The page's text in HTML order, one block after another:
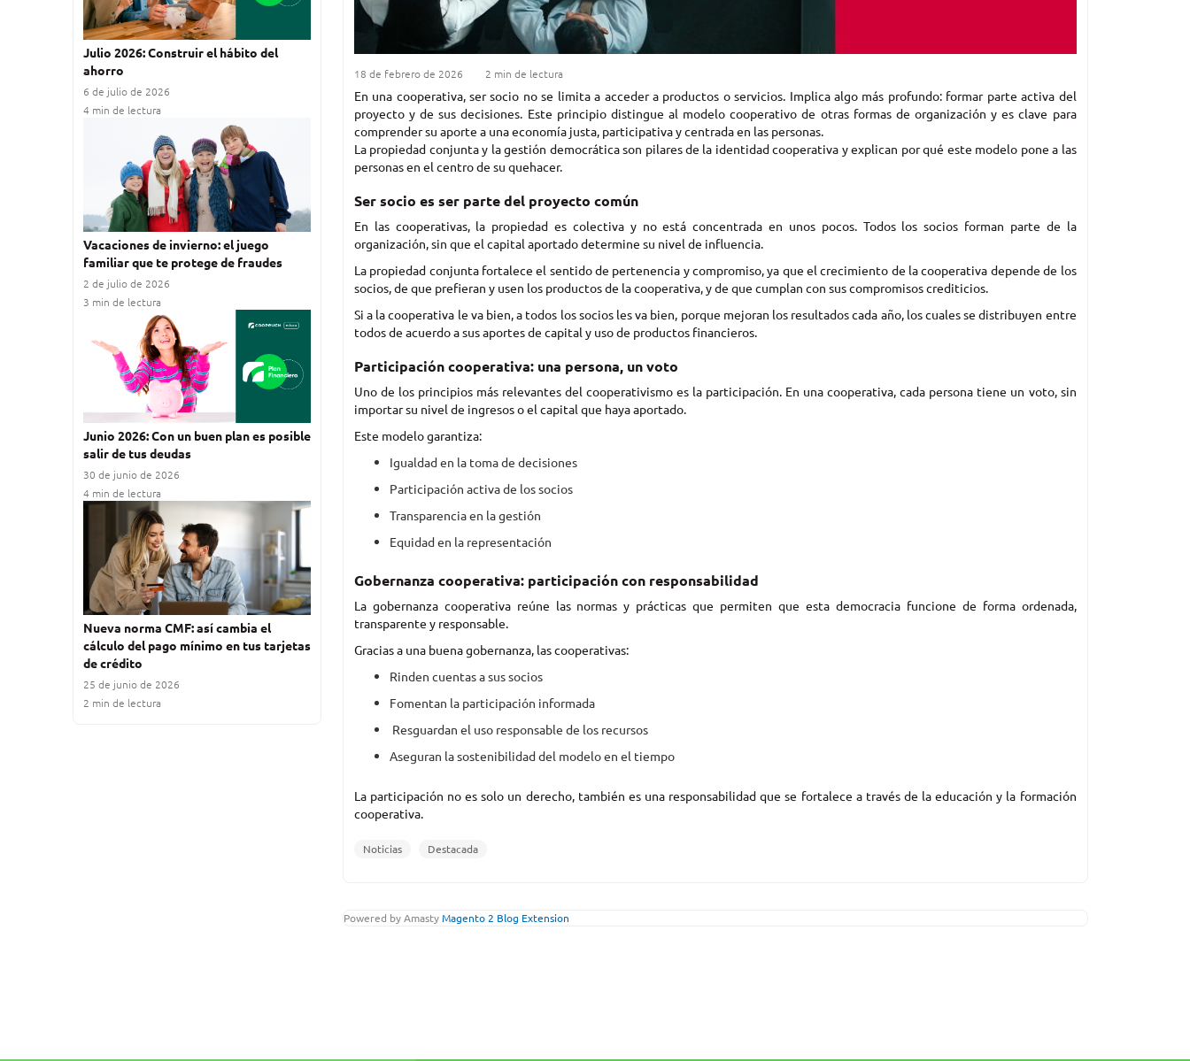
18 de febrero de 2026 2 min de lectura
En una cooperativa, ser socio no se limita a acceder a productos o servicios. Implica algo más profundo: formar parte activa del
proyecto y de sus decisiones. Este principio distingue al modelo cooperativo de otras formas de organización y es clave para
comprender su aporte a una economía justa, participativa y centrada en las personas.
La propiedad conjunta y la gestión democrática son pilares de la identidad cooperativa y explican por qué este modelo pone a las
personas en el centro de su quehacer.
Ser socio es ser parte del proyecto común
En las cooperativas, la propiedad es colectiva y no está concentrada en unos pocos. Todos los socios forman parte de la
organización, sin que el capital aportado determine su nivel de influencia.
La propiedad conjunta fortalece el sentido de pertenencia y compromiso, ya que el crecimiento de la cooperativa depende de los
socios, de que prefieran y usen los productos de la cooperativa, y de que cumplan con sus compromisos crediticios.
Si a la cooperativa le va bien, a todos los socios les va bien, porque mejoran los resultados cada año, los cuales se distribuyen entre
todos de acuerdo a sus aportes de capital y uso de productos financieros.
Participación cooperativa: una persona, un voto
Uno de los principios más relevantes del cooperativismo es la participación. En una cooperativa, cada persona tiene un voto, sin
importar su nivel de ingresos o el capital que haya aportado.
Este modelo garantiza:
Igualdad en la toma de decisiones
Participación activa de los socios
Transparencia en la gestión
Equidad en la representación
Gobernanza cooperativa: participación con responsabilidad
La gobernanza cooperativa reúne las normas y prácticas que permiten que esta democracia funcione de forma ordenada,
transparente y responsable.
Gracias a una buena gobernanza, las cooperativas:
Rinden cuentas a sus socios
Fomentan la participación informada
Resguardan el uso responsable de los recursos
Aseguran la sostenibilidad del modelo en el tiempo
La participación no es solo un derecho, también es una responsabilidad que se fortalece a través de la educación y la formación
cooperativa.
Noticias Destacada
Powered by AmastyMagento 2 Blog Extension
6 de julio de 2026
4 min de lectura
Julio 2026: Construir el hábito del
ahorro
2 de julio de 2026
3 min de lectura
Vacaciones de invierno: el juego
familiar que te protege de fraudes
30 de junio de 2026
4 min de lectura
Junio 2026: Con un buen plan es posible
salir de tus deudas
25 de junio de 2026
2 min de lectura
Nueva norma CMF: así cambia el
cálculo del pago mínimo en tus tarjetas
de crédito